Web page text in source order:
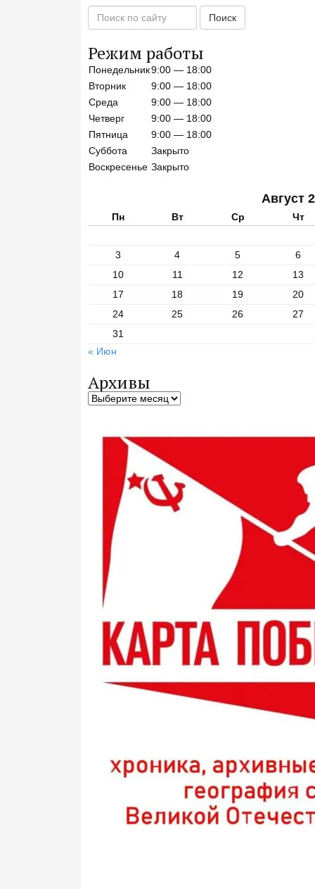
о
с
к
п
о
с
а
й
Поиск
Режим работы
Понедельник9:00 — 18:00
Вторник
9:00 — 18:00
Среда
9:00 — 18:00
Четверг
9:00 — 18:00
Пятница
9:00 — 18:00
Суббота
Закрыто
Воскресенье Закрыто
Август
Пн Вт Ср Чт
3 4 5
6
10
11 12
13
17
18 19
20
24
25 26
27
31
« Июн
Архивы